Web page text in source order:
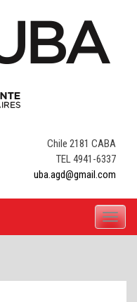
Chile 2181 CABA
TEL 4941-6337
uba.agd@gmail.com
Toggle